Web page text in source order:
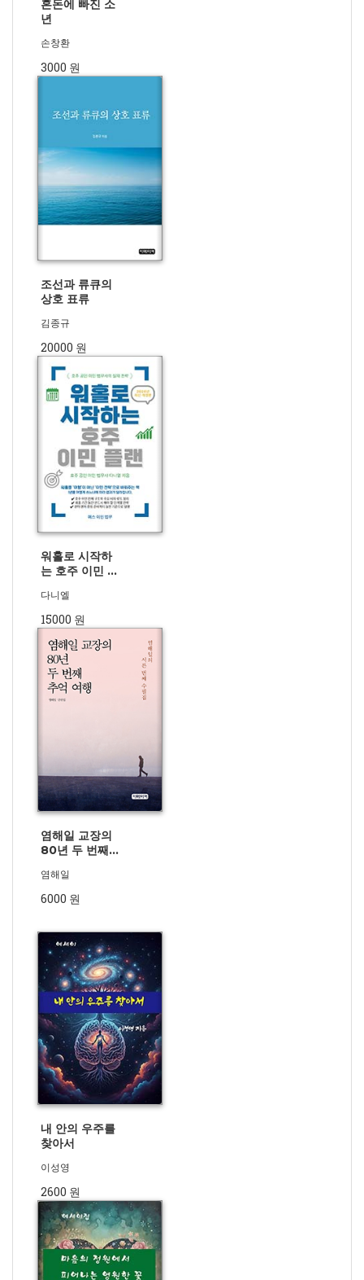
혼돈에 빠진 소
년
손창환
3000 원
조선과 류큐의
상호 표류
김종규
20000 원
워홀로 시작하
는 호주 이민 플
판)
다니엘
15000 원
염해일 교장의
80년 두 번째
염해일
6000 원
내 안의 우주를
찾아서
이성영
2600 원